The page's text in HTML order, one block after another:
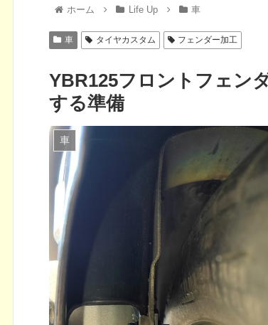
ホーム Life Up 車
車 タイヤカスタム フェンダー加工
YBR125フロントフェン
する準備
車